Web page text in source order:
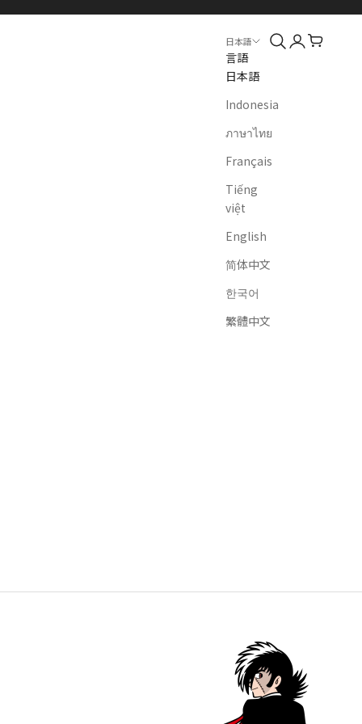
日本語
言語
日本語
Indonesia
ภาษาไทย
Français
Tiếng
việt
English
简体中文
한국어
繁體中文
検索 ログイン
カート